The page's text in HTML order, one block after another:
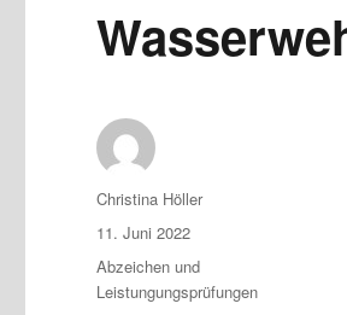
Autor
Christina Höller
Veröffentlicht
am
11. Juni 2022
Kategorien
Abzeichen und
Leistungungsprüfungen